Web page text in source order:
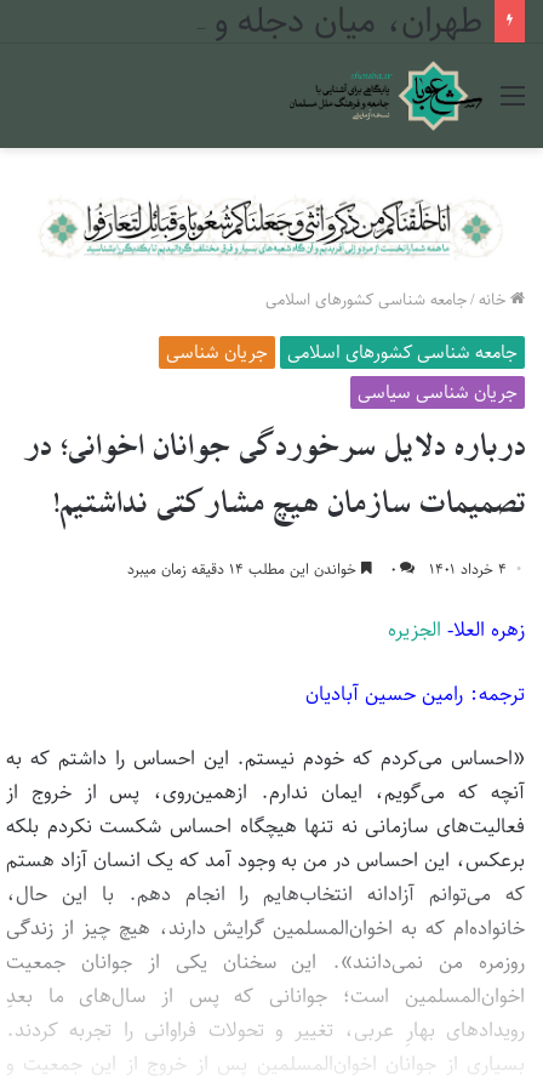
طهران، میان دجله و فرات
منو
خانه/جامعه شناسی کشورهای اسلامی
جامعه شناسی کشورهای اسلامی
جریان شناسی
جریان شناسی سیاسی
درباره دلایل سرخوردگی جوانان اخوانی؛ در
تصمیمات سازمان هیچ مشارکتی نداشتیم!
۴ خرداد ۱۴۰۱ ۰ خواندن این مطلب ۱۴ دقیقه زمان میبرد
زهره العلا- الجزیره
ترجمه: رامین حسین آبادیان
«احساس می‎‌کردم که خودم نیستم. این احساس را داشتم که به
آنچه که می‌گویم، ایمان ندارم. ازهمین‌روی، پس از خروج از
فعالیت‌های سازمانی نه تنها هیچگاه احساس شکست نکردم بلکه
برعکس، این احساس در من به وجود آمد که یک انسان آزاد هستم
که می‌توانم آزادانه انتخاب‌هایم را انجام دهم. با این حال،
خانواده‌ام که به اخوان‌المسلمین گرایش دارند، هیچ چیز از زندگی
روزمره من نمی‌دانند». این سخنان یکی از جوانان جمعیت
اخوان‌المسلمین است؛ جوانانی که پس از سال‌های ما بعدِ
رویدادهای بهارِ عربی، تغییر و تحولات فراوانی را تجربه کردند.
بسیاری از جوانان اخوان‌المسلمین پس از خروج از این جمعیت و